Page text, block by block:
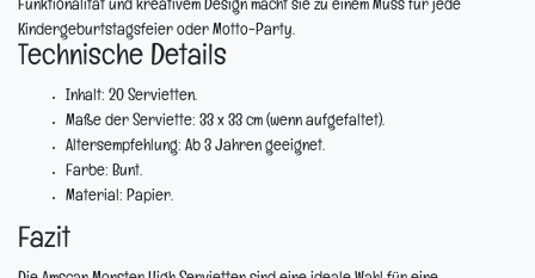
Funktionalität und kreativem Design macht sie zu einem Muss für jede
Kindergeburtstagsfeier oder Motto-Party.
Technische Details
Inhalt: 20 Servietten.
Maße der Serviette: 33 x 33 cm (wenn aufgefaltet).
Altersempfehlung: Ab 3 Jahren geeignet.
Farbe: Bunt.
Material: Papier.
Fazit